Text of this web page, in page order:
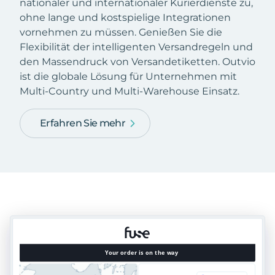
nationaler und internationaler Kurierdienste zu,
ohne lange und kostspielige Integrationen
vornehmen zu müssen. Genießen Sie die
Flexibilität der intelligenten Versandregeln und
den Massendruck von Versandetiketten. Outvio
ist die globale Lösung für Unternehmen mit
Multi-Country und Multi-Warehouse Einsatz.
Erfahren Sie mehr